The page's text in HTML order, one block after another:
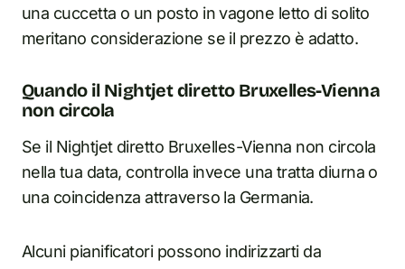
una cuccetta o un posto in vagone letto di solito
meritano considerazione se il prezzo è adatto.
Quando il Nightjet diretto Bruxelles-Vienna
non circola
Se il Nightjet diretto Bruxelles-Vienna non circola
nella tua data, controlla invece una tratta diurna o
una coincidenza attraverso la Germania.
Alcuni pianificatori possono indirizzarti da